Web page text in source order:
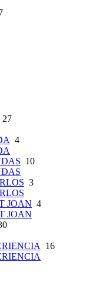
27
4
10
3
JOAN 4
JOAN
16